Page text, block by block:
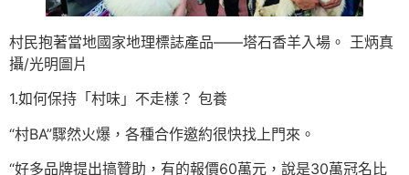
村民抱著當地國家地理標誌產品——塔石香羊入場。 王炳真
攝/光明圖片
1.如何保持「村味」不走樣？ 包養
“村BA”驟然火爆，各種合作邀約很快找上門來。
“好多品牌提出搞贊助，有的報價60萬元，說是30萬冠名比